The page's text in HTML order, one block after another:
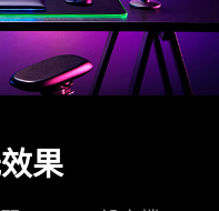
果